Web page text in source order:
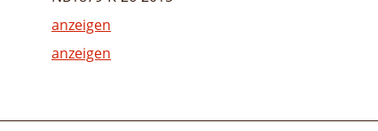
anzeigen
anzeigen